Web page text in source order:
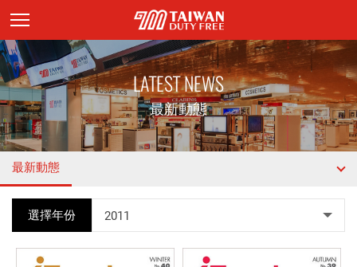
頁面主標題
LATEST NEWS
最新動態
最新動態
選擇年份 2011